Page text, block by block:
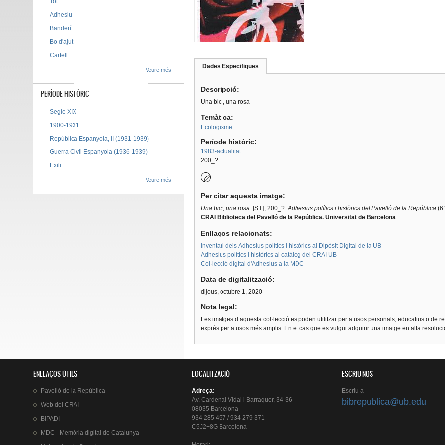
Dades Especifiques
activa)
Descripció:
Una bici, una rosa
Temàtica:
Ecologisme
Període històric:
1983-actualitat
200_?
Per citar aquesta imatge:
Una bici, una rosa. [S.l.], 200_?.Adhesius polítics i històrics del Pavelló de la República
CRAI Biblioteca del Pavelló de la República. Universitat de Barcelona
Enllaços relacionats:
Inventari dels Adhesius polítics i històrics al Dipòsit Digital de la UB
Adhesius polítics i històrics al catàleg del CRAI UB
Col·lecció digital d'Adhesius a la MDC
Data de digitalització:
dijous, octubre 1, 2020
Nota legal:
Les imatges d’aquesta col·lecció es poden utilitzar per a usos personals, educatius o de
exprés per a usos més amplis. En el cas que es vulgui adquirir una imatge en alta
Tot
Adhesiu
Banderí
Bo d'ajut
Cartell
Veure més
PERÍODE HISTÒRIC
Segle XIX
1900-1931
República Espanyola, II (1931-1939)
Guerra Civil Espanyola (1936-1939)
Exili
Veure més
ENLLAÇOS ÚTILS
Pavelló de la República
Web delCRAI
BIPADI
MDC - Memòria digital de Catalunya
LOCALITZACIÓ
Adreça:
Av. Cardenal Vidal i Barraquer, 34-36
08035 Barcelona
934 285 457 / 934 279 371
C5J2+8G Barcelona
ESCRIU-NOS
Escriu a
bibrepublica@ub.edu